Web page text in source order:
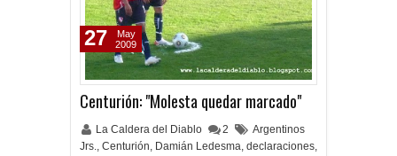
Centurión: "Molesta quedar marcado"
La Caldera del Diablo 2
Argentinos
Jrs., Centurión, Damián Ledesma, declaraciones,
27
May
2009